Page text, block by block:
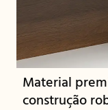
Material
construção